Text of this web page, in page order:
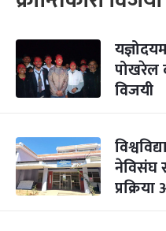
पोखरेल
विजयी
नेविसंघ